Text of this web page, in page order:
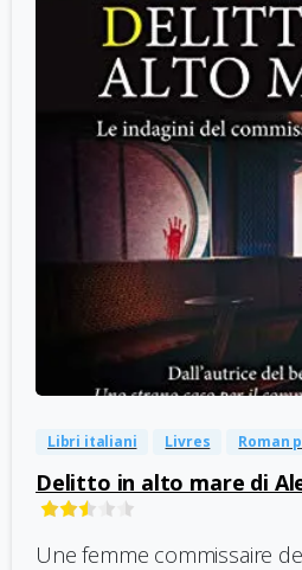
Libri italiani Livres Roman
Delitto in alto mare di
Une femme commissaire